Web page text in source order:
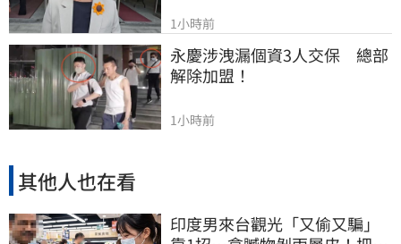
1小時前
永慶涉洩漏個資3人交保　總部
解除加盟！
1小時前
其他人也在看
印度男來台觀光「又偷又騙」